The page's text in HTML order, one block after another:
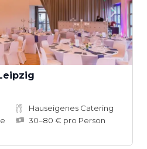
Hauseigenes Catering
30–80 € pro Person